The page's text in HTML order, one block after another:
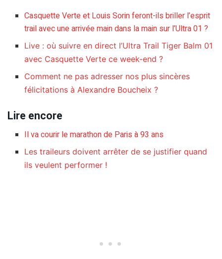
Casquette Verte et Louis Sorin feront-ils briller l’esprit
trail avec une arrivée main dans la main sur l’Ultra 01 ?
Live : où suivre en direct l’Ultra Trail Tiger Balm 01
avec Casquette Verte ce week-end ?
Comment ne pas adresser nos plus sincères
félicitations à Alexandre Boucheix ?
Lire encore
Il va courir le marathon de Paris à 93 ans
Les traileurs doivent arrêter de se justifier quand
ils veulent performer !